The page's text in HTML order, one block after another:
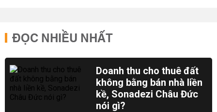
ĐỌC NHIỀU NHẤT
Doanh thu cho thuê đất
không bằng bán nhà liền
kề, Sonadezi Châu Đức
nói gì?